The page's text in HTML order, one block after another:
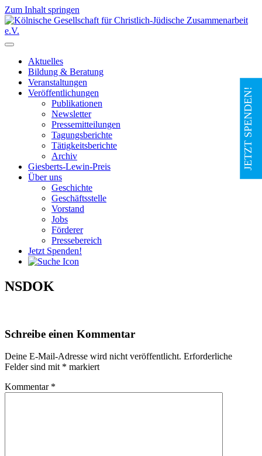
Zum Inhalt springen
Hauptnavigation
Aktuelles
Bildung & Beratung
Veranstaltungen
Veröffentlichungen
Publikationen
Newsletter
Pressemitteilungen
Tagungsberichte
Tätigkeitsberichte
Archiv
Giesberts-Lewin-Preis
Über uns
Geschichte
Geschäftsstelle
Vorstand
Jobs
Förderer
Pressebereich
Jetzt Spenden!
NSDOK
Schreibe einen Kommentar
Deine E-Mail-Adresse wird nicht veröffentlicht. Erforderliche
Felder sind mit * markiert
Kommentar *
JETZT SPENDEN!